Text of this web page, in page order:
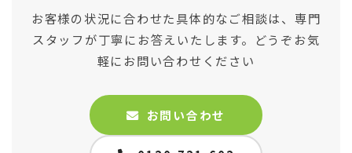
お客様の状況に合わせた具体的なご相談は、専門
スタッフが丁寧にお答えいたします。どうぞお気
軽にお問い合わせください
お問い合わせ